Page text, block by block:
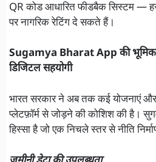
QR कोड आधारित फीडबैक सिस्टम —
पर नागरिक रेटिंग दे सकते हैं।
Sugamya Bharat App की भूमिका:
डिजिटल सहयोगी
भारत सरकार ने अब तक कई योजनाएं और
प्लेटफ़ॉर्म से जोड़ने की कोशिश की है।
हिस्सा है जो एक निचले स्तर से नीति